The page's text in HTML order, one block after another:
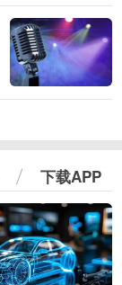
下载APP